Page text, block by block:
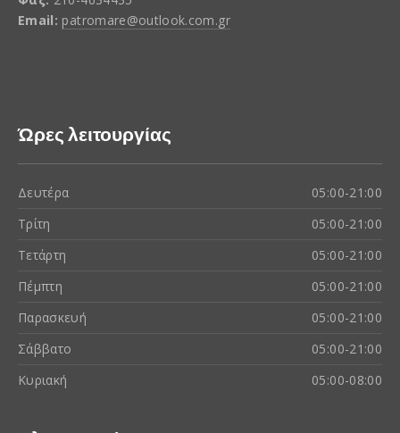
Email: patromare@outlook.com.gr
Ώρες λειτουργίας
Δευτέρα
05:00-21:00
Τρίτη
05:00-21:00
Τετάρτη
05:00-21:00
Πέμπτη
05:00-21:00
Παρασκευή
05:00-21:00
Σάββατο
05:00-21:00
Κυριακή
05:00-08:00